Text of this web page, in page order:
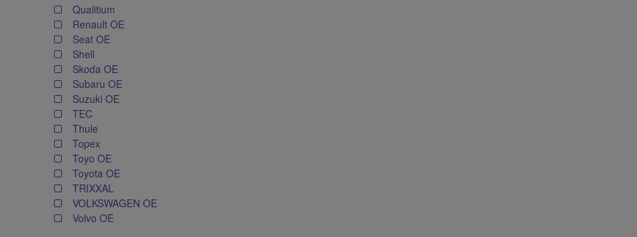
Qualitium
Renault OE
Seat OE
Shell
Skoda OE
Subaru OE
Suzuki OE
TEC
Thule
Topex
Toyo OE
Toyota OE
TRIXXAL
VOLKSWAGEN OE
Volvo OE